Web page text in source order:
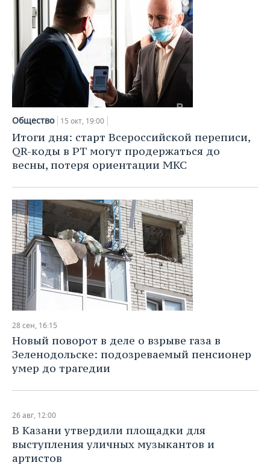
Общество 15 окт, 19:00
Итоги дня: старт Всероссийской переписи,
QR-коды в РТ могут продержаться до
весны, потеря ориентации МКС
28 сен, 16:15
Новый поворот в деле о взрыве газа в
Зеленодольске: подозреваемый пенсионер
умер до трагедии
26 авг, 12:00
В Казани утвердили площадки для
выступления уличных музыкантов и
артистов